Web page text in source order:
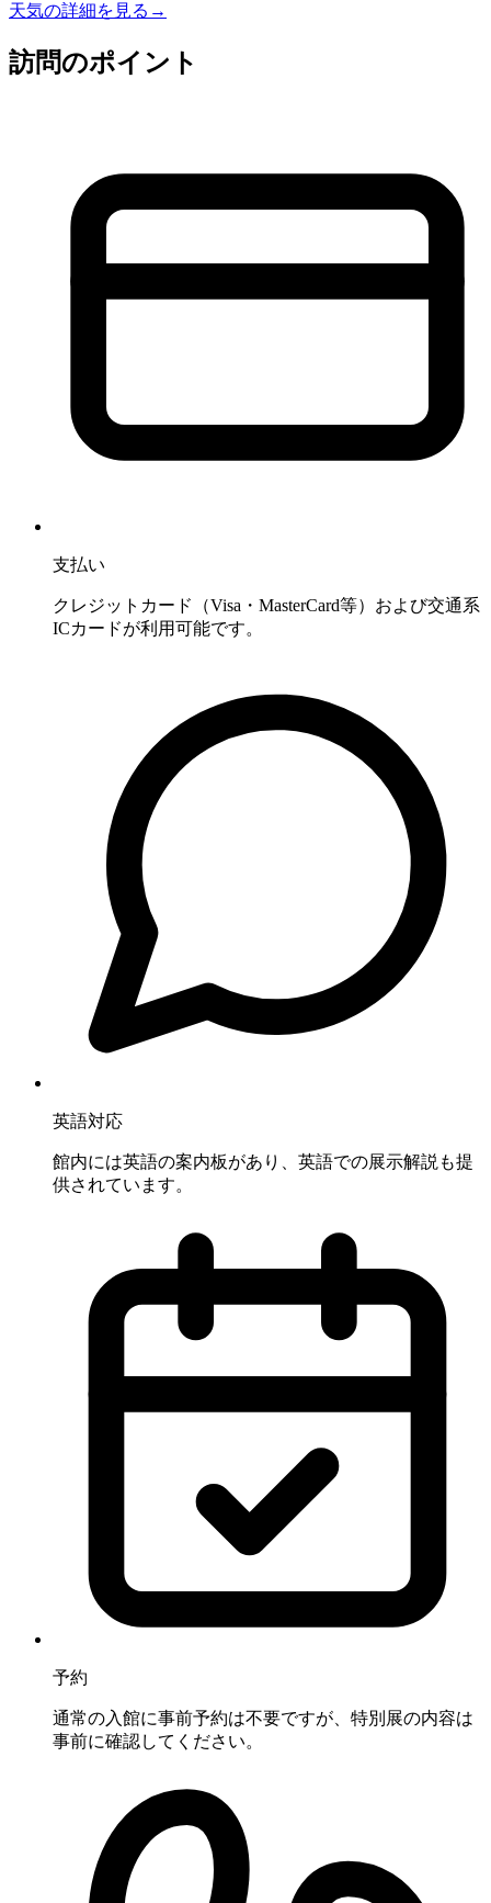
天気の詳細を見る →
訪問のポイント
支払い
クレジットカード（Visa・MasterCard等）および交通系
ICカードが利用可能です。
英語対応
館内には英語の案内板があり、英語での展示解説も提
供されています。
予約
通常の入館に事前予約は不要ですが、特別展の内容は
事前に確認してください。